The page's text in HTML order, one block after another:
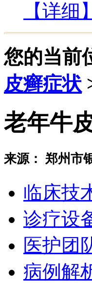
【详细】
您的当前
皮癣症状
老年牛
来源： 郑州市
临床技
诊疗设
医护团
病例解